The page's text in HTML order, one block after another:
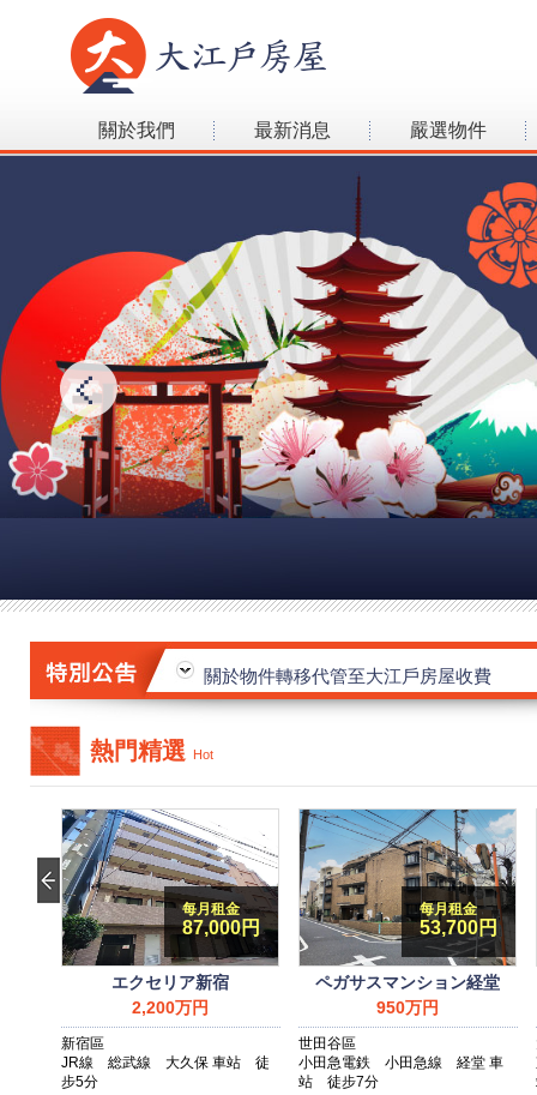
關於我們 最新消息
嚴選物件
大江戶房屋喬遷新址
關於物件轉移代管至大江戶房屋收費
熱門精選 Hot
每月租金
87,000円
エクセリア新宿
2,200万円
新宿區
JR線 総武線 大久保 車站 徒
步5分
每月租金
53,700円
ペガサスマンション経堂
950万円
世田谷區
小田急電鉄 小田急線 経堂 車
站 徒步7分
不動産保証協会会員章
不動產經紀公會會員證
書
宅地建物取引業者免許
証